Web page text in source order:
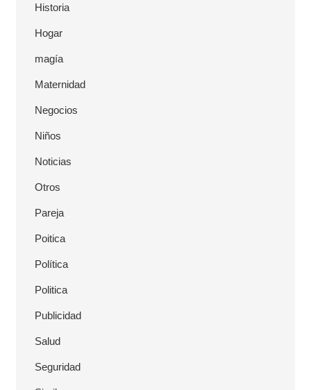
Historia
Hogar
magía
Maternidad
Negocios
Niños
Noticias
Otros
Pareja
Poitica
Política
Politica
Publicidad
Salud
Seguridad